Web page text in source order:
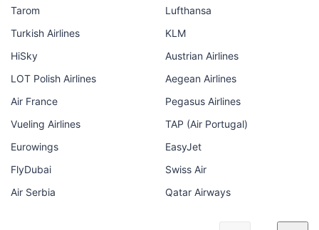
Tarom
Lufthansa
Turkish Airlines
KLM
HiSky
Austrian Airlines
LOT Polish Airlines
Aegean Airlines
Air France
Pegasus Airlines
Vueling Airlines
TAP (Air Portugal)
Eurowings
EasyJet
FlyDubai
Swiss Air
Air Serbia
Qatar Airways